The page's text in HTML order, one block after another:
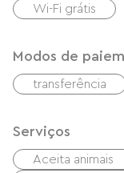
Wi-Fi grátis
Modos de
transferência
Serviços
Aceita animais